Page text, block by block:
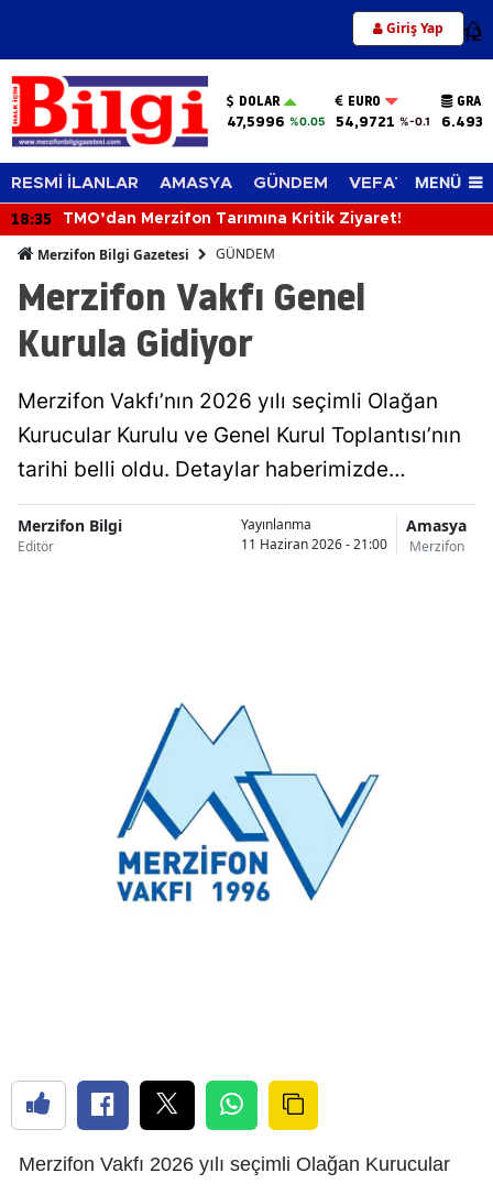
Giriş Yap 12
DOLAR
47,5996 %0.05
EURO
54,9721 %-0.1
RESMİ İLANLAR AMASYA GÜNDEM VEFAT EDENLER
MENÜ
18:35 TMO’dan Merzifon Tarımına Kritik Ziyaret!
Merzifon Bilgi Gazetesi GÜNDEM
Merzifon Vakfı Genel
Kurula Gidiyor
Merzifon Vakfı’nın 2026 yılı seçimli Olağan
Kurucular Kurulu ve Genel Kurul Toplantısı’nın
tarihi belli oldu. Detaylar haberimizde…
Merzifon Bilgi
Editör
Yayınlanma
11 Haziran 2026 - 21:00
Amasya
Merzifon
Merzifon Vakfı 2026 yılı seçimli Olağan Kurucular